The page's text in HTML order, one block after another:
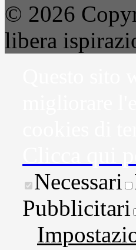
© 2026
libera
Necessari
Pubblicitari